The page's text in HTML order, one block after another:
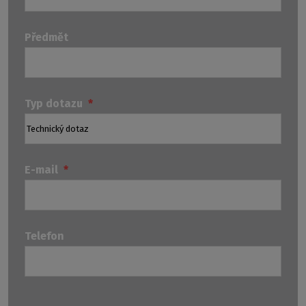
Předmět
Typ dotazu *
E-mail *
Telefon